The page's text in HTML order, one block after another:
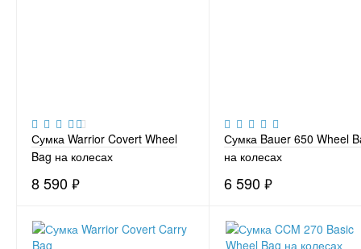
Сумка Warrior Covert Wheel
Bag на колесах
8 590₽
Сумка Bauer 650 Wheel
на колесах
6 590₽